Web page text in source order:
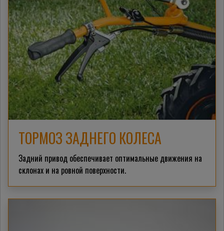
ТОРМОЗ ЗАДНЕГО КОЛЕСА
Задний привод обеспечивает оптимальные движения на
склонах и на ровной поверхности.